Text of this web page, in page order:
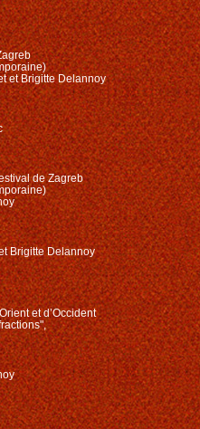
et Brigitte Delannoy
de Zagreb
Brigitte Delannoy
et d’Occident